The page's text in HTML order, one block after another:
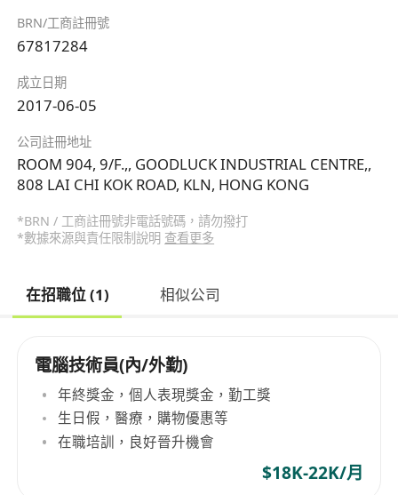
BRN/工商註冊號
67817284
成立日期
2017-06-05
公司註冊地址
ROOM 904, 9/F.,, GOODLUCK INDUSTRIAL CENTRE,,
808 LAI CHI KOK ROAD, KLN, HONG KONG
*BRN / 工商註冊號非電話號碼，請勿撥打
*數據來源與責任限制說明 查看更多
在招職位 (1) 相似公司
電腦技術員(內/外勤)
年終獎金，個人表現獎金，勤工獎
生日假，醫療，購物優惠等
在職培訓，良好晉升機會
$18K-22K/月